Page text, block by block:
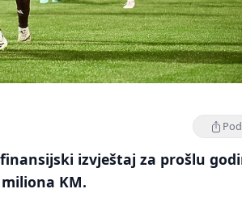
izvještaj za prošlu
KM.